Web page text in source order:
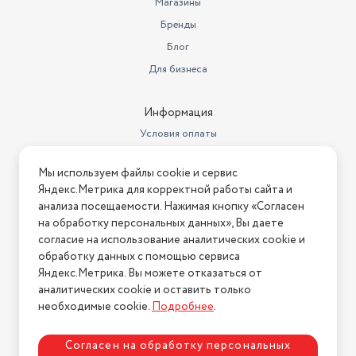
170
0.1
Ширина товара в упаковке, в
Высота товара в упаковке, в
0.03
литрах
0.3
Гарантийный срок
1 год
Емкость аккумулятора
500 мА·ч
Время зарядки
0.5 ч
Диаметр мембраны
12.4 мм
Особенности штекера/кабеля
Отсоединяемый кабель
Бренды
Блог
Для бизнеса
Информация
Условия оплаты
Условия возврата
Нашли ошибку на сайте? Напишите нам
2026 © Интернет-магазин "АстМаркет". У нас есть всё!
Политика конфиденциальности
Мы используем файлы cookie и сервис
Яндекс.Метрика для корректной работы сайта и
анализа посещаемости. Нажимая кнопку «Согласен
на обработку персональных данных», Вы даете
согласие на использование аналитических cookie и
обработку данных с помощью сервиса
Яндекс.Метрика. Вы можете отказаться от
аналитических cookie и оставить только
необходимые cookie.Подробнее.
Согласен на обработку персональных